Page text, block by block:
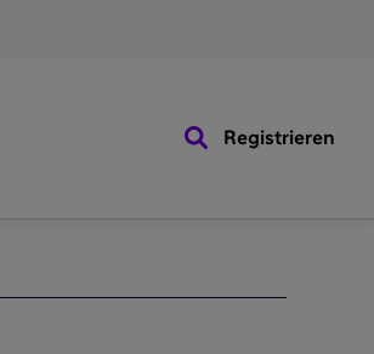
Registrieren